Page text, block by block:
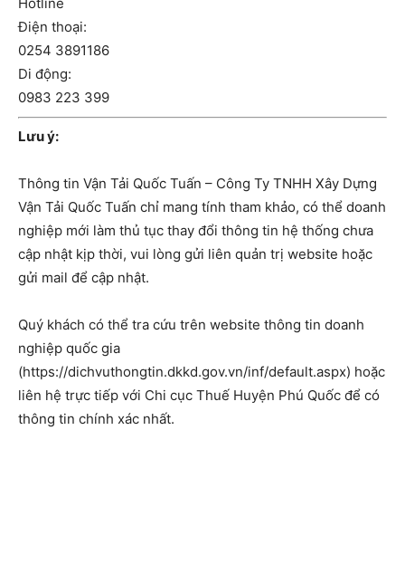
Điện thoại:
0254 3891186
Di động:
0983 223 399
Lưu ý:
Thông tin Vận Tải Quốc Tuấn – Công Ty TNHH Xây Dựng
Vận Tải Quốc Tuấn chỉ mang tính tham khảo, có thể doanh
nghiệp mới làm thủ tục thay đổi thông tin hệ thống chưa
cập nhật kịp thời, vui lòng gửi liên quản trị website hoặc
gửi mail để cập nhật.
Quý khách có thể tra cứu trên website thông tin doanh
nghiệp quốc gia
(https://dichvuthongtin.dkkd.gov.vn/inf/default.aspx) hoặc
liên hệ trực tiếp với Chi cục Thuế Huyện Phú Quốc để có
thông tin chính xác nhất.